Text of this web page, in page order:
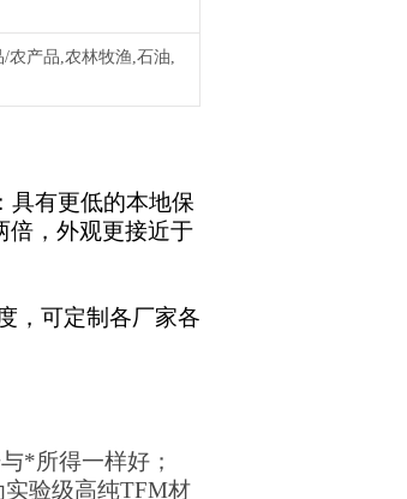
/农产品,农林牧渔,石油,
具有更低的本地保
倍，外观更接近于
，可定制各厂家各
*所得一样好；
验级高纯TFM材